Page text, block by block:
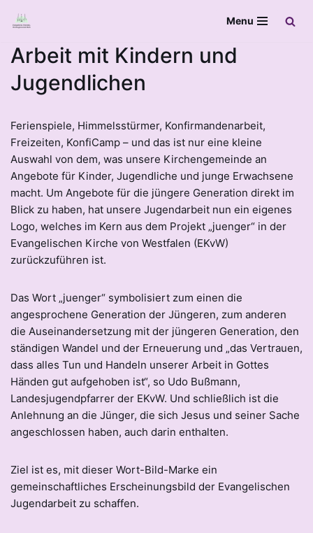
Inhalt
Menu
Arbeit mit Kindern und
Jugendlichen
Ferienspiele, Himmelsstürmer, Konfirmandenarbeit,
Freizeiten, KonfiCamp – und das ist nur eine kleine
Auswahl von dem, was unsere Kirchengemeinde an
Angebote für Kinder, Jugendliche und junge Erwachsene
macht. Um Angebote für die jüngere Generation direkt im
Blick zu haben, hat unsere Jugendarbeit nun ein eigenes
Logo, welches im Kern aus dem Projekt „juenger“ in der
Evangelischen Kirche von Westfalen (EKvW)
zurückzuführen ist.
Das Wort „juenger“ symbolisiert zum einen die
angesprochene Generation der Jüngeren, zum anderen
die Auseinandersetzung mit der jüngeren Generation, den
ständigen Wandel und der Erneuerung und „das Vertrauen,
dass alles Tun und Handeln unserer Arbeit in Gottes
Händen gut aufgehoben ist“, so Udo Bußmann,
Landesjugendpfarrer der EKvW. Und schließlich ist die
Anlehnung an die Jünger, die sich Jesus und seiner Sache
angeschlossen haben, auch darin enthalten.
Ziel ist es, mit dieser Wort-Bild-Marke ein
gemeinschaftliches Erscheinungsbild der Evangelischen
Jugendarbeit zu schaffen.